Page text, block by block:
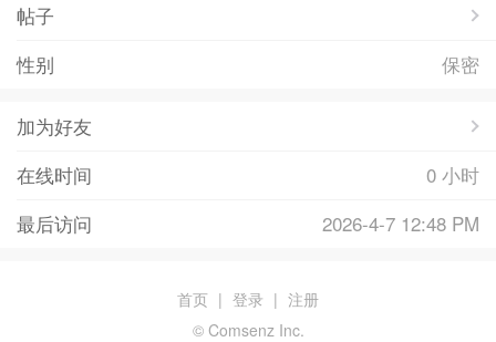
帖子
性别
保密
加为好友
在线时间
0 小时
最后访问
2026-4-7 12:48 PM
首页 | 登录 | 注册
© Comsenz Inc.